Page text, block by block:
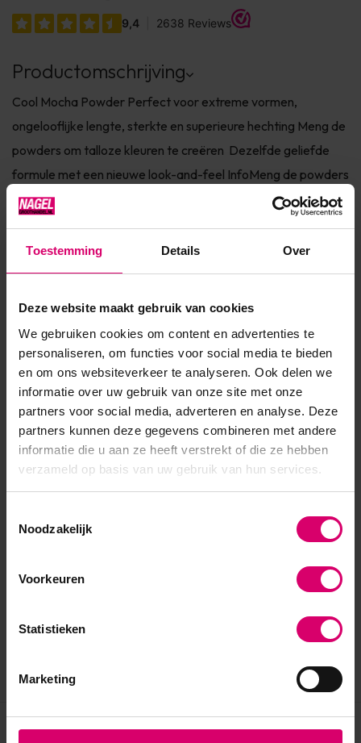
Toestemming Details Over
Deze website maakt gebruik van cookies
We gebruiken cookies om content en advertenties te
personaliseren, om functies voor social media te bieden
en om ons websiteverkeer te analyseren. Ook delen we
informatie over uw gebruik van onze site met onze
partners voor social media, adverteren en analyse. Deze
partners kunnen deze gegevens combineren met andere
informatie die u aan ze heeft verstrekt of die ze hebben
verzameld op basis van uw gebruik van hun services.
Noodzakelijk
Voorkeuren
Statistieken
Marketing
Productomschrijving
Cool Mocha Powder Perfect voor extreme vormen,
ongelooflijke lengte, sterkte en superieure hechting Meng de
powders om talloze kleuren te creëren Dezelfde geliefde
formule met een nieuwe look-and-feel InfoMeng de powders
om talloze kleuren te creëren. Perfect voor extreme vormen,
Bovendien...
Product specificaties
EAN 639370012643
Eerder bekeken